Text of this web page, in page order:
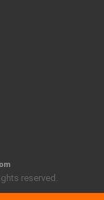
reserved.